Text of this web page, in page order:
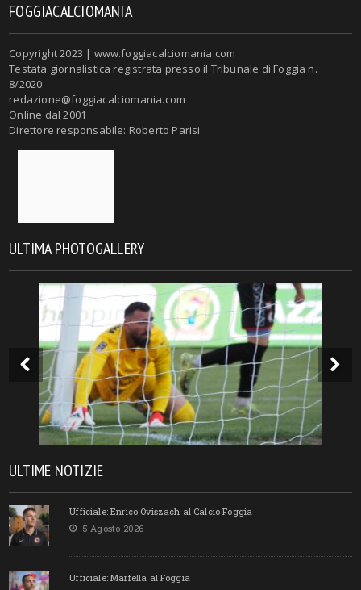
FOGGIACALCIOMANIA
Copyright 2023 | www.foggiacalciomania.com
Testata giornalistica registrata presso il Tribunale di Foggia n.
8/2020
redazione@foggiacalciomania.com
Online dal 2001
Direttore responsabile: Roberto Parisi
ULTIMA PHOTOGALLERY
ULTIME NOTIZIE
Ufficiale: Enrico Oviszach al Calcio Foggia
5 Agosto 2026
Ufficiale: Marfella al Foggia